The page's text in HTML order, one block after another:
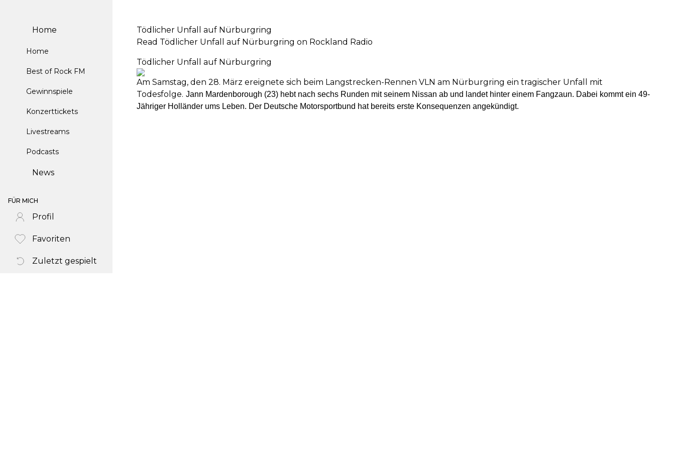
Home
Home
Best of Rock FM
Gewinnspiele
Konzerttickets
Livestreams
Podcasts
News
FÜR MICH
Profil
Favoriten
Zuletzt gespielt
Tödlicher Unfall auf Nürburgring
Read Tödlicher Unfall auf Nürburgring on Rockland Radio
Tödlicher Unfall auf Nürburgring
Am Samstag, den 28. März ereignete sich beim Langstrecken-Rennen VLN am Nürburgring ein tragischer Unfall mit
Todesfolge. Jann Mardenborough (23) hebt nach sechs Runden mit seinem Nissan ab und landet hinter einem Fangzaun. Dabei kommt ein 49-
Jähriger Holländer ums Leben. Der Deutsche Motorsportbund hat bereits erste Konsequenzen angekündigt.